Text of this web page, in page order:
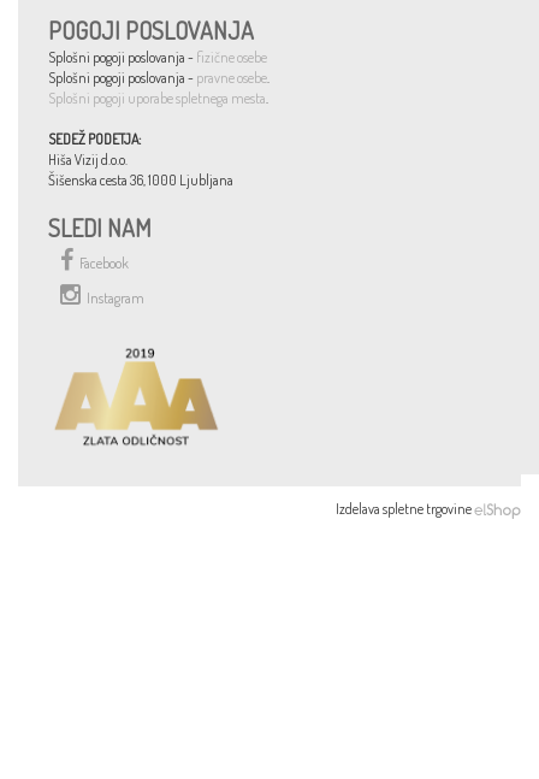
POGOJI POSLOVANJA
Splošni pogoji poslovanja - fizične osebe
Splošni pogoji poslovanja - pravne osebe.
Splošni pogoji uporabe spletnega mesta.
SEDEŽ PODETJA:
Hiša Vizij d.o.o.
Šišenska cesta 36, 1000 Ljubljana
SLEDI NAM
Facebook
Instagram
Izdelava spletne trgovine